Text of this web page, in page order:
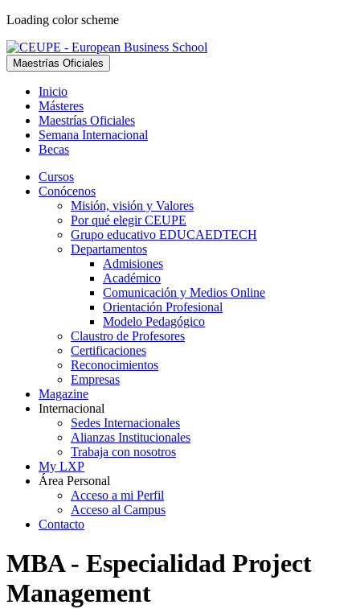
Loading color scheme
Maestrías Oficiales
Inicio
Másteres
Maestrías Oficiales
Semana Internacional
Becas
Cursos
Conócenos
Misión, visión y Valores
Por qué elegir CEUPE
Grupo educativo EDUCAEDTECH
Departamentos
Admisiones
Académico
Comunicación y Medios Online
Orientación Profesional
Modelo Pedagógico
Claustro de Profesores
Certificaciones
Reconocimientos
Empresas
Magazine
Internacional
Sedes Internacionales
Alianzas Institucionales
Trabaja con nosotros
My LXP
Área Personal
Acceso a mi Perfil
Acceso al Campus
Contacto
MBA - Especialidad Project
Management